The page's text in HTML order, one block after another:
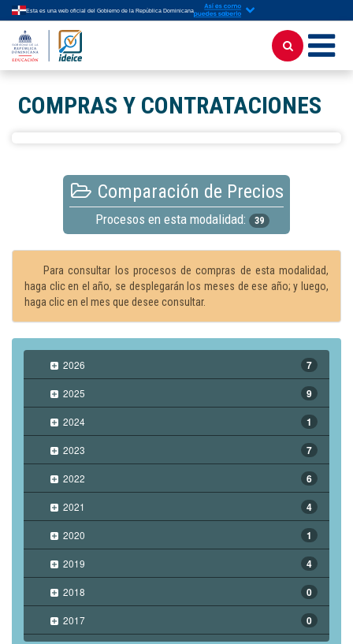
Esta es una web oficial del Gobierno de la República Dominicana
COMPRAS Y CONTRATACIONES
Comparación de Precios
Procesos en esta modalidad: 39
Para consultar los procesos de compras de esta modalidad,
haga clic en el año, se desplegarán los meses de ese año; y luego,
haga clic en el mes que desee consultar.
2026 7
2025 9
2024 1
2023 7
2022 6
2021 4
2020 1
2019 4
2018 0
2017 0